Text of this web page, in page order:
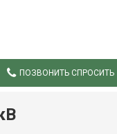
ПОЗВОНИТЬ СПРОСИТЬ